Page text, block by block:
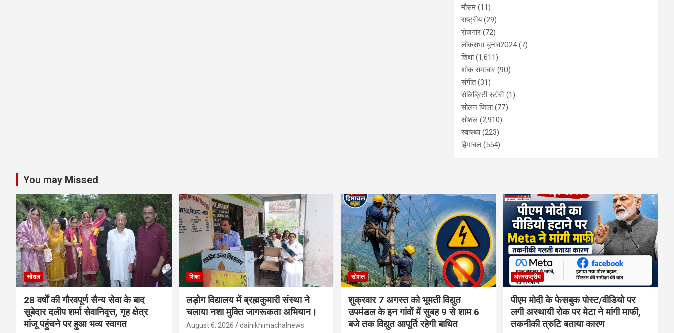
मौसम (11)
राष्ट्रीय(29)
रोजगार (72)
लोकसभा चुनाव2024(7)
शिक्षा(1,611)
शोक समाचार (90)
संगीत(31)
सेलिब्रिटी स्टोरी(1)
सोलन जिला(77)
सोशल (2,910)
स्वास्थ्य(223)
हिमाचल (554)
You may Missed
सोशल
28 वर्षों की गौरवपूर्ण सैन्य सेवा के बाद
सूबेदार दलीप शर्मा सेवानिवृत्त, गृह क्षेत्र
मांजू पहुंचने पर हुआ भव्य स्वागत
शिक्षा
लड़ोग विद्यालय में ब्रह्मकुमारी संस्था ने
चलाया नशा मुक्ति जागरूकता अभियान।
August 6, 2026 dainikhimachalnews
सोशल
शुक्रवार 7 अगस्त को भूमती विद्युत
उपमंडल के इन गांवों में सुबह 9 से शाम 6
बजे तक विद्युत आपूर्ति रहेगी बाधित
अंतरराष्ट्रीय
पीएम मोदी के फेसबुक पोस्ट/वीडियो पर
लगी अस्थायी रोक पर मेटा ने मांगी माफी,
तकनीकी त्रुटि बताया कारण